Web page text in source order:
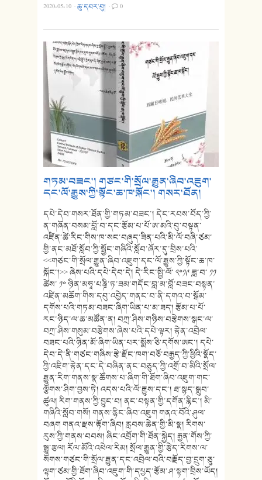
2020-05-10 ·ཆུ་དབར་བུ། · 0
གཏམ་བཟང་། གཙང་གི་སྲོལ་རྒྱུན་ཞིབ་འཇུག་
དང་ལོ་རྒྱུས་ཀྱི་སྟོང་ཆ་ཁ་སྐོང་། གསར་ཐོན།
དཔེ་དེབ་གསར་ཐོན་གྱི་གཏམ་བཟང་། དེང་རབས་བོད་ཀྱི་
ན་གཞོན་བསམ་བློ་བ་དང་རྩོམ་པ་པོ་ཨ་མའི་བུ་བསྟན་
འཛིན་ཚེ་རིང་གིས་ཁ་སང་བཞུད་ཟིན་པའི་མི་ལོ་བཞི་ཙམ་
གྱི་ནང་མཐོ་སློབ་ཀྱི་སྦྱོང་གཞིའི་སློབ་ཞོར་དུ་བྲིས་པའི་
<<གཙང་གི་སྲོལ་རྒྱུན་ཞིབ་འཇུག་དང་ལོ་རྒྱུས་ཀྱི་སྟོང་ཆ་ཁ་
སྐོང་།>> ཞེས་པའི་དཔེ་དེབ་དེ། དེ་རིང་སྤྱི་ལོ་ ༢༠༡༩ ཟླ་བ་ ༡༡
ཚེས་ ༡༠ ཉིན་མཧཱ་པཎྜི་ཏ་ཟམ་གདོང་བླ་མ་བློ་བཟང་བསྟན་
འཛིན་མཆོག་གིས་དབུ་འབྱེད་གནང་བ་ནི་དགའ་བ་སྒོམ་
དགོས་པའི་གཏམ་བཟང་ཞིག་ཡིན་པ་མ་ཟད། རྩོམ་པ་པོ་
རང་ཉིད་ལ་ཆ་མཚོན་ན། བཀྲ་ཤིས་གཉིས་བརྩེགས་སྒང་ལ་
བཀྲ་ཤིས་གསུམ་བརྩེགས་ཞེས་པའི་དཔེ་ལྟར། རྟེན་འབྲེལ་
བཟང་པའི་ཉིན་མོ་ཞིག་ཡིན་པར་སྨོས་ཅི་དགོས་ཨང་། དཔེ་
དེབ་དེ་ནི་གཙང་གཞིས་རྩེ་རྫོང་ཁག་བཅོ་བརྒྱད་ཀྱི་ཕྱིའི་སྣོད་
ཀྱི་འཇིག་རྟེན་དང་དེ་བཞིན་ནང་བཅུད་ཀྱི་འགྲོ་བ་མིའི་སྲོལ་
རྒྱུན་རིག་གནས་སྣ་ཚོགས་པ་ཞིག་གི་ཐོག་ཞིབ་འཇུག་གང་
ལྕོགས་ཤིག་བྱས་ཏེ། འདས་པའི་ལོ་རྒྱུས་དང་། ཐ་སྙད་སྒྲུབ་
ཚུལ། རིག་གནས་ཀྱི་བྱུང་བ། ནང་བསྟན་གྱི་དགོན་རྙིང་། མི་
གཞིའི་སློབ་གསོ། གནས་རྙིང་ཞིབ་འཇུག གནའ་བོའི་ཤུལ་
བཞག གནའ་རྫས་རྟོག་ཞིབ། རླབས་ཆེན་གྱི་མི་སྣ། རིགས་
རུས་ཀྱི་གནས་བབས། ཞིང་འབྲོག་གི་ཐོན་སྐྱེད། རྒྱན་གོས་ཀྱི་
སྒྱུ་རྩལ། རོལ་མོའི་འཕེལ་རིམ། སྲོལ་རྒྱུན་གྱི་རྩེད་རིགས་ལ་
སོགས་གཙང་གི་སྲོལ་རྒྱུན་དང་འབྲེལ་བའི་བརྗོད་བྱ་དྲུག་ཅུ་
ལྷག་ཙམ་གྱི་ཐོག་ཞིབ་འཇུག་གི་དཔྱད་རྩོམ་ཤ་སྟག་བྲིས་ཡོད།